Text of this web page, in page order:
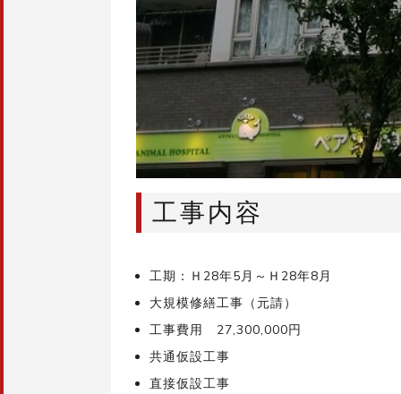
工事内容
工期：Ｈ28年5月～Ｈ28年8月
大規模修繕工事（元請）
工事費用 27,300,000円
共通仮設工事
直接仮設工事